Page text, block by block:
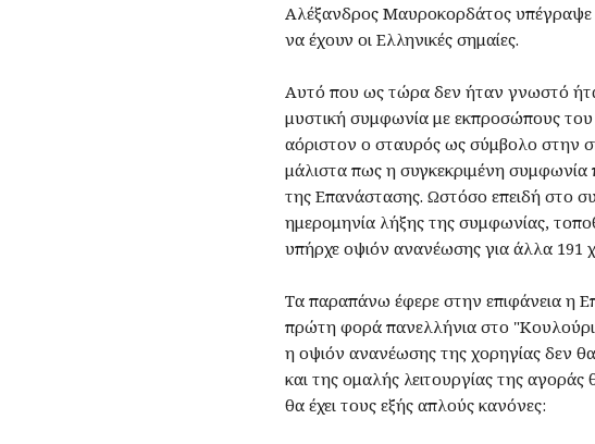
Αλέξανδρος Μαυροκορδάτος υπέγραψε
να έχουν οι Ελληνικές σημαίες.
Αυτό που ως τώρα δεν ήταν γνωστό
μυστική συμφωνία με εκπροσώπους του
αόριστον ο σταυρός ως σύμβολο στην
μάλιστα πως η συγκεκριμένη
της Επανάστασης. Ωστόσο επειδή στο
ημερομηνία λήξης της συμφωνίας,
υπήρχε οψιόν ανανέωσης για άλλα 191
Τα παραπάνω έφερε στην επιφάνεια η
πρώτη φορά πανελλήνια στο
η οψιόν ανανέωσης της χορηγίας δεν
και της ομαλής λειτουργίας της
θα έχει τους εξής απλούς κανόνες: